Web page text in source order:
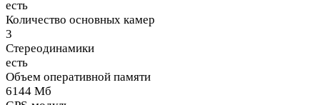
есть
Количество основных камер
3
Стереодинамики
есть
Объем оперативной памяти
6144 Мб